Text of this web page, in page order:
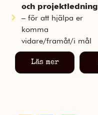
och projektledning
– för att hjälpa er
komma
vidare/framåt/i mål
Läs mer